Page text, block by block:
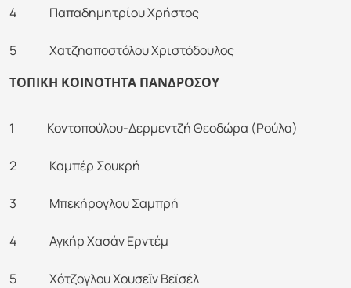
4 Παπαδημητρίου Χρήστος
5 Χατζηαποστόλου Χριστόδουλος
ΤΟΠΙΚΗ ΚΟΙΝΟΤΗΤΑ ΠΑΝΔΡΟΣΟΥ
1 Κοντοπούλου-Δερμεντζή Θεοδώρα (Ρούλα)
2 Καμπέρ Σουκρή
3 Μπεκήρογλου Σαμπρή
4 Αγκήρ Χασάν Ερντέμ
5 Χότζογλου Χουσεϊν Βεϊσέλ